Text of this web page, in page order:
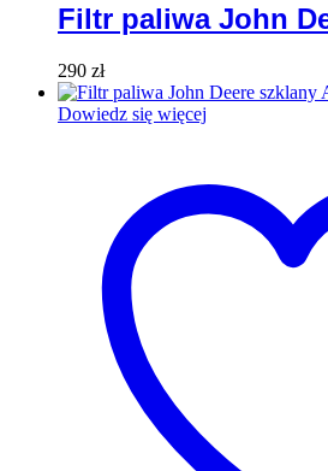
Filtr paliwa John
290 zł
Dowiedz się więcej